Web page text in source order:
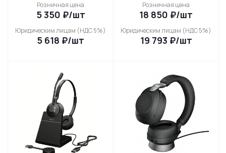
Розничная цена
5 350 ₽/шт
Юридическим лицам (НДС 5%)
5 618 ₽/шт
Розничная цена
18 850 ₽/шт
Юридическим лицам (НДС 5%)
19 793 ₽/шт